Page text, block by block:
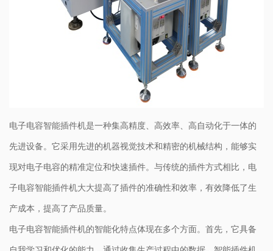
电子电容智能插件机是一种集高精度、高效率、高自动化于一体的
先进设备。它采用先进的机器视觉技术和精密的机械结构，能够实
现对电子电容的精准定位和快速插件。与传统的插件方式相比，电
子电容智能插件机大大提高了插件的准确性和效率，有效降低了生
产成本，提高了产品质量。
电子电容智能插件机的智能化特点体现在多个方面。首先，它具备